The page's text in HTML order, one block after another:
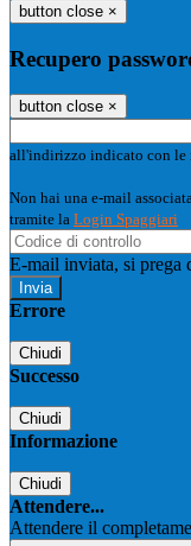
button close ×
Recupero
button close ×
all'indirizzo indicato con le
Non hai una e-mail
tramite la Login Spaggiari
E-mail inviata, si prega
Errore
Chiudi
Successo
Chiudi
Informazione
Chiudi
Attendere...
Attendere il